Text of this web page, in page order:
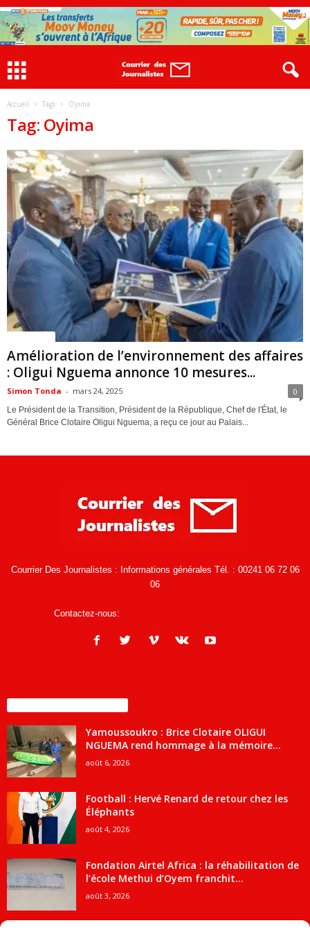
Accueil Tags Oyima
Tag: Oyima
Amélioration de l’environnement des affaires
: Oligui Nguema annonce 10 mesures...
Simon Tonda - mars 24, 2025 0
Le Président de la Transition, Président de la République, Chef de l'État, le
Général Brice Clotaire Oligui Nguema, a reçu ce jour au Palais...
Courrier Des Journalistes : Informations générales Tél. : 00241 06 72 06
06
Contactez-nous:
Yamoussoukro : Brice Clotaire OLIGUI
NGUEMA rend hommage à la mémoire...
août 6, 2026
Football : Hervé Renard de retour chez les
Éléphants
août 4, 2026
Fondation Airtel Africa : la réhabilitation de
l’école Methui d’Oyem franchit...
août 3, 2026